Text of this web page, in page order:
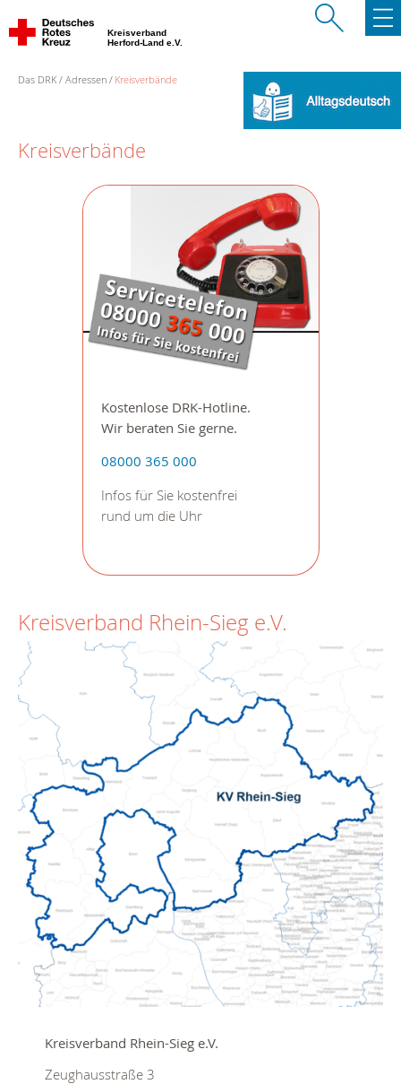
Kreisverband
Herford-Land e.V.
Das DRK Adressen Kreisverbände
Kreisverbände
Kostenlose DRK-Hotline.
Wir beraten Sie gerne.
08000 365 000
Infos für Sie kostenfrei
rund um die Uhr
Kreisverband Rhein-Sieg e.V.
Kreisverband Rhein-Sieg e.V.
Zeughausstraße 3